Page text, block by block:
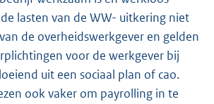
lasten van de WW- uitkering niet
de overheidswerkgever en gelden
voor de werkgever bij
uit een sociaal plan of cao.
ook vaker om payrolling in te